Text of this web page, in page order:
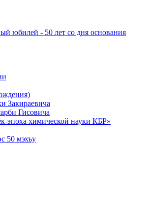
юбилей - 50 лет со дня основания
Закираевича
Гисовича
эпоха химической науки КБР»
50 мэхъу